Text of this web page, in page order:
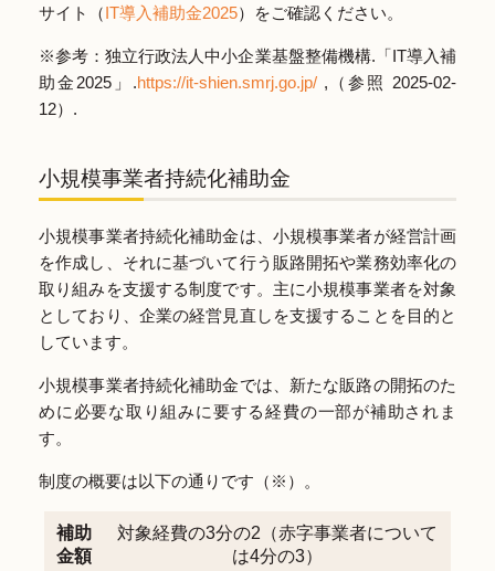
サイト（ IT導入補助金2025）をご確認ください。
※参考：独立行政法人中小企業基盤整備機構.「IT導入補
助金2025」.https://it-shien.smrj.go.jp/,（参照 2025-02-
12）.
小規模事業者持続化補助金
小規模事業者持続化補助金は、小規模事業者が経営計画
を作成し、それに基づいて行う販路開拓や業務効率化の
取り組みを支援する制度です。主に小規模事業者を対象
としており、企業の経営見直しを支援することを目的と
しています。
小規模事業者持続化補助金では、新たな販路の開拓のた
めに必要な取り組みに要する経費の一部が補助されま
す。
制度の概要は以下の通りです（※）。
補助
金額
対象経費の3分の2（赤字事業者について
は4分の3）